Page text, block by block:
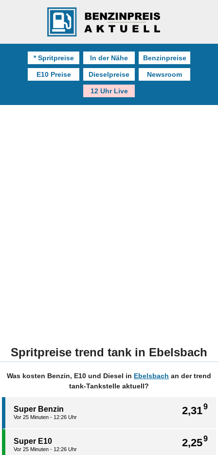
* Spritpreise In der Nähe Benzinpreise
E10 Preise Dieselpreise Newsroom
12 Uhr Live
Spritpreise trend tank in Ebelsbach
Was kosten Benzin, E10 und Diesel in Ebelsbach an der trend
tank-Tankstelle aktuell?
2,319
Super Benzin
Vor 25 Minuten - 12:26 Uhr
2,259
Super E10
Vor 25 Minuten - 12:26 Uhr